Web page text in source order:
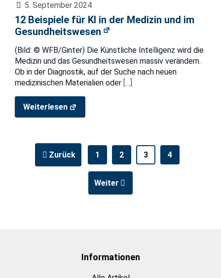
5. September 2024
12 Beispiele für KI in der Medizin und im
Gesundheitswesen
(Bild: © WFB/Ginter) Die Künstliche Intelligenz wird die
Medizin und das Gesundheitswesen massiv verändern.
Ob in der Diagnostik, auf der Suche nach neuen
medizinischen Materialien oder […]
Weiterlesen
Zurück 1 2 3 4
Weiter
Informationen